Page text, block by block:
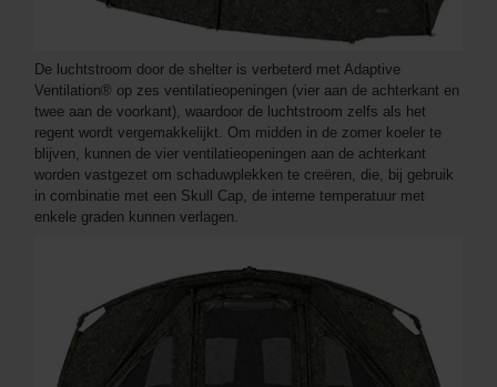
De luchtstroom door de shelter is verbeterd met Adaptive
Ventilation® op zes ventilatieopeningen (vier aan de achterkant en
twee aan de voorkant), waardoor de luchtstroom zelfs als het
regent wordt vergemakkelijkt. Om midden in de zomer koeler te
blijven, kunnen de vier ventilatieopeningen aan de achterkant
worden vastgezet om schaduwplekken te creëren, die, bij gebruik
in combinatie met een Skull Cap, de interne temperatuur met
enkele graden kunnen verlagen.